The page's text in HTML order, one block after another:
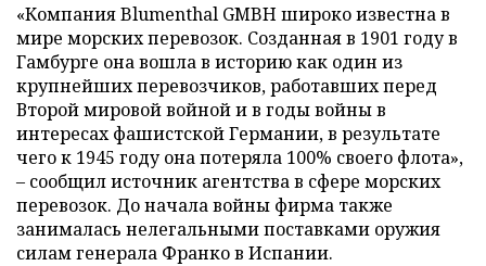
«Компания Blumenthal GMBH широко известна в
мире морских перевозок. Созданная в 1901 году в
Гамбурге она вошла в историю как один из
крупнейших перевозчиков, работавших перед
Второй мировой войной и в годы войны в
интересах фашистской Германии, в результате
чего к 1945 году она потеряла 100% своего флота»,
– сообщил источник агентства в сфере морских
перевозок. До начала войны фирма также
занималась нелегальными поставками оружия
силам генерала Франко в Испании.